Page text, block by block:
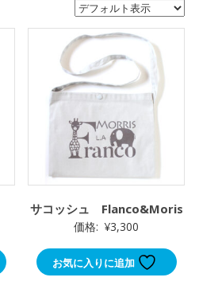
サコッシュ Flanco&Moris
価格: ¥3,300
お気に入りに追加